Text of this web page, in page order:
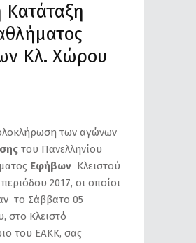
Κατάταξη
Κλ. Χώρου
των αγώνων
του Πανελληνίου
Εφήβων Κλειστού
2017, οι οποίοι
το Σάββατο 05
στο Κλειστό
του ΕΑΚΚ, σας